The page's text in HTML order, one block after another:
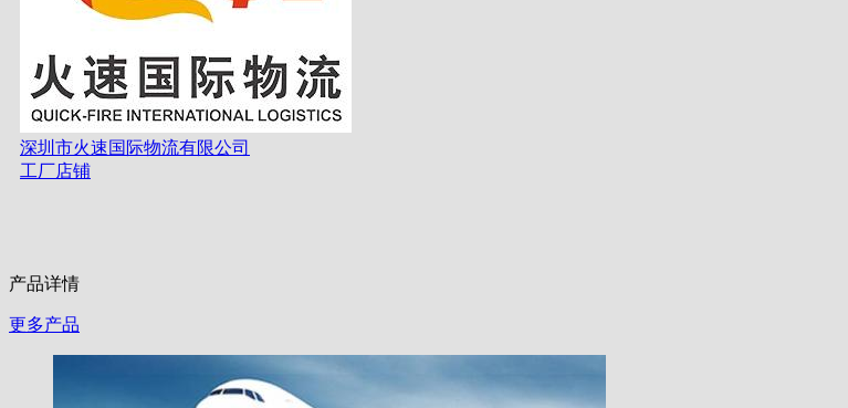
深圳市火速国际物流有限公司
工厂店铺
产品详情
更多产品